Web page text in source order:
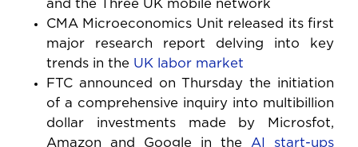
and the Three UK mobile network
CMA Microeconomics Unit released its first
major research report delving into key
trends in the UK labor market
FTC announced on Thursday the initiation
of a comprehensive inquiry into multibillion
dollar investments made by Microsfot,
Amazon and Google in the AI start-ups